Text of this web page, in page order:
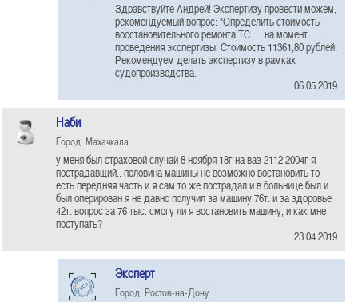
Здравствуйте Андрей! Экспертизу провести можем,
рекомендуемый вопрос: "Определить стоимость
восстановительного ремонта ТС .... на момент
проведения экспертизы. Стоимость 11361,80 рублей.
Рекомендуем делать экспертизу в рамках
судопроизводства.
06.05.2019
Наби
Город: Махачкала
у меня был страховой случай 8 ноября 18г на ваз 2112 2004г я
пострадавщий.. половина машины не возможно востановить то
есть передняя часть и я сам то же пострадал и в больнице был и
был оперирован я не давно получил за машину 76т. и за здоровье
42т. вопрос за 76 тыс. смогу ли я востановить машину, и как мне
поступать?
23.04.2019
Эксперт
Город: Ростов-на-Дону